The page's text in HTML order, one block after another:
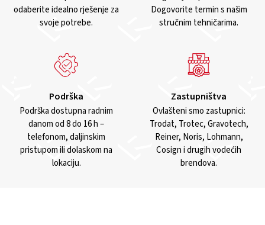
odaberite idealno rješenje za
svoje potrebe.
Dogovorite termin s našim
stručnim tehničarima.
Podrška
Podrška dostupna radnim
danom od 8 do 16 h –
telefonom, daljinskim
pristupom ili dolaskom na
lokaciju.
Zastupništva
Ovlašteni smo zastupnici:
Trodat, Trotec, Gravotech,
Reiner, Noris, Lohmann,
Cosign i drugih vodećih
brendova.